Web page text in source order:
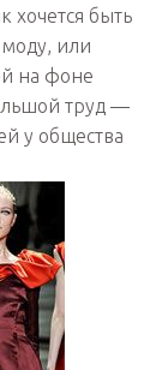
хочется быть
или
на фоне
труд —
у общества